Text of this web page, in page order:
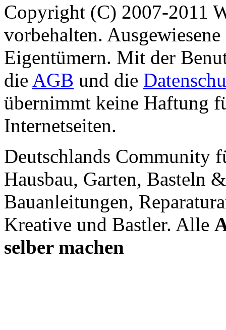
Copyright (C) 2007-2011
vorbehalten.
Eigentümern. Mit der
die AGB und die
übernimmt keine Haftung
Internetseiten.
Deutschlands Community
Hausbau, Garten, Basteln
Bauanleitungen,
Kreative und Bastler. Alle
selber machen